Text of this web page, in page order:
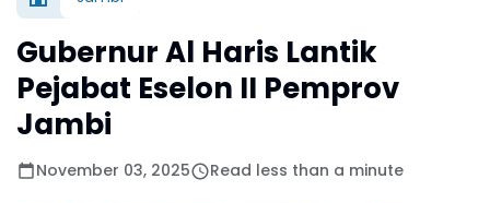
Gubernur Al Haris Lantik
Pejabat Eselon II Pemprov
Jambi
November 03, 2025 Read less than a minute